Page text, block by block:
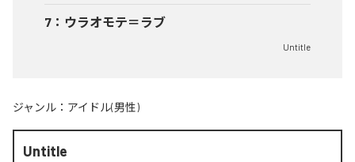
7 ： ウラオモテ＝ラブ
Untitle
ジャンル： アイドル(男性)
Untitle